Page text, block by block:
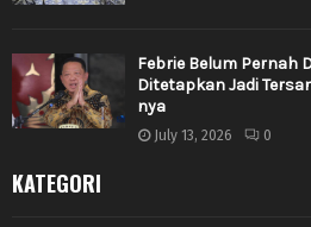
Febrie Belum Pernah
Ditetapkan Jadi
nya
July 13, 2026 0
KATEGORI